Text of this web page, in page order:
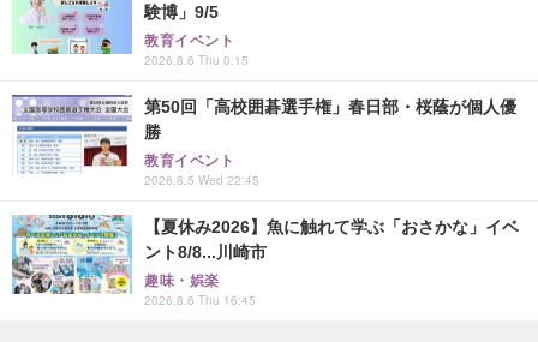
験博」9/5
教育イベント
2026.8.6 Thu 0:15
第50回「高校囲碁選手権」春日部・桜蔭が個人優
勝
教育イベント
2026.8.5 Wed 22:45
【夏休み2026】魚に触れて学ぶ「おさかな」イベ
ント8/8...川崎市
趣味・娯楽
2026.8.6 Thu 16:45